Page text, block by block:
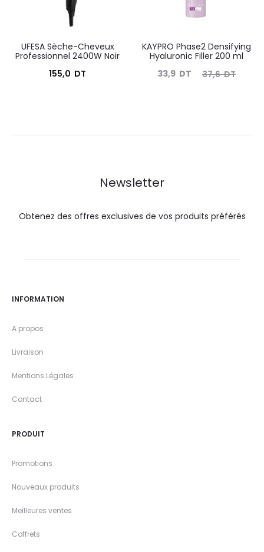
UFESA Sèche-Cheveux
Professionnel 2400W Noir
155,0 DT
KAYPRO Phase2 Densifying
Hyaluronic Filler 200 ml
37,6DT
Le
33,9 DT
Newsletter
Obtenez des offres exclusives de vos produits préférés
INFORMATION
A propos
Livraison
Mentions Légales
Contact
PRODUIT
Promotions
Nouveaux produits
Meilleures ventes
Coffrets